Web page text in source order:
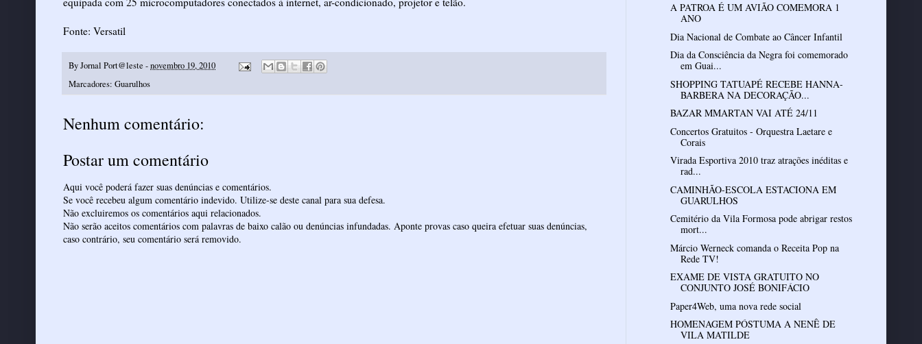
Fonte: Versatil
ByJornal Port@leste -novembro 19, 2010
Marcadores: Guarulhos
Nenhum comentário:
Postar um comentário
Aqui você poderá fazer suas denúncias e comentários.
Se você recebeu algum comentário indevido. Utilize-se deste canal para sua defesa.
Não excluiremos os comentários aqui relacionados.
Não serão aceitos comentários com palavras de baixo calão ou denúncias infundadas. Aponte provas caso queira efetuar suas denúncias,
caso contrário, seu comentário será removido.
A PATROA É UM AVIÃO COMEMORA 1
ANO
Dia Nacional de Combate ao Câncer Infantil
Dia da Consciência da Negra foi comemorado
em Guai...
SHOPPING TATUAPÉ RECEBE HANNA-
BARBERA NA DECORAÇÃO...
BAZAR MMARTAN VAI ATÉ 24/11
Concertos Gratuitos - Orquestra Laetare e
Corais‏
Virada Esportiva 2010 traz atrações inéditas e
rad...
CAMINHÃO-ESCOLA ESTACIONA EM
Cemitério da Vila Formosa pode abrigar restos
mort...
Márcio Werneck comanda o Receita Pop na
Rede TV!
EXAME DE VISTA GRATUITO NO
CONJUNTO JOSÉ BONIFÁCIO
Paper4Web, uma nova rede social
HOMENAGEM PÓSTUMA A NENÊ DE
VILA MATILDE